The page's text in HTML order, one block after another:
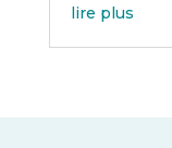
lire plus